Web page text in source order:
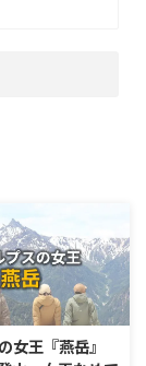
女王『燕岳』